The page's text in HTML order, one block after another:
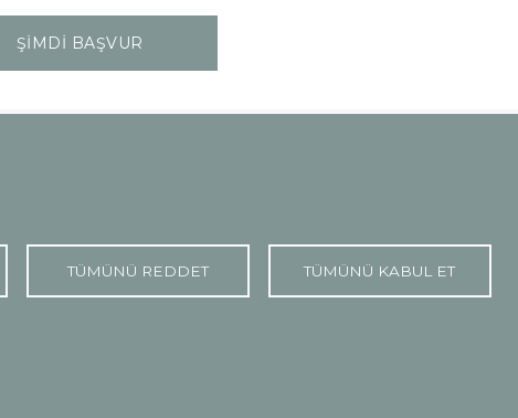
ŞİMDİ BAŞVUR
TÜMÜNÜ REDDET TÜMÜNÜ KABUL ET